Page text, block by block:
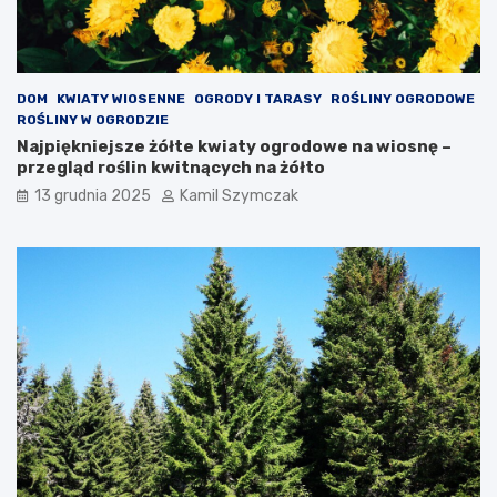
ę
e
:
c
o
w
a
r
t
w
z
i
e
ć
?
DOM KWIATY WIOSENNE OGRODY I TARASY
ROŚLINY OGRODOWE
ROŚLINY W OGRODZIE
Najpiękniejsze żółte kwiaty ogrodowe na wiosnę –
przegląd roślin kwitnących na żółto
13 grudnia 2025 Kamil Szymczak